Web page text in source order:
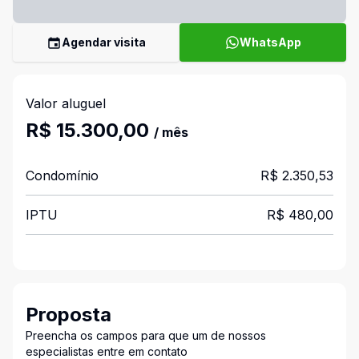
Agendar visita WhatsApp
Valor aluguel
R$ 15.300,00 / mês
Condomínio R$ 2.350,53
IPTU R$ 480,00
Proposta
Preencha os campos para que um de nossos
especialistas entre em contato